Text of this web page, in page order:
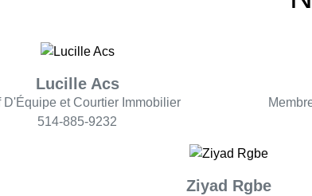
Lucille Acs
D'Équipe et Courtier Immobilier
514-885-9232
Ziyad Rgbe